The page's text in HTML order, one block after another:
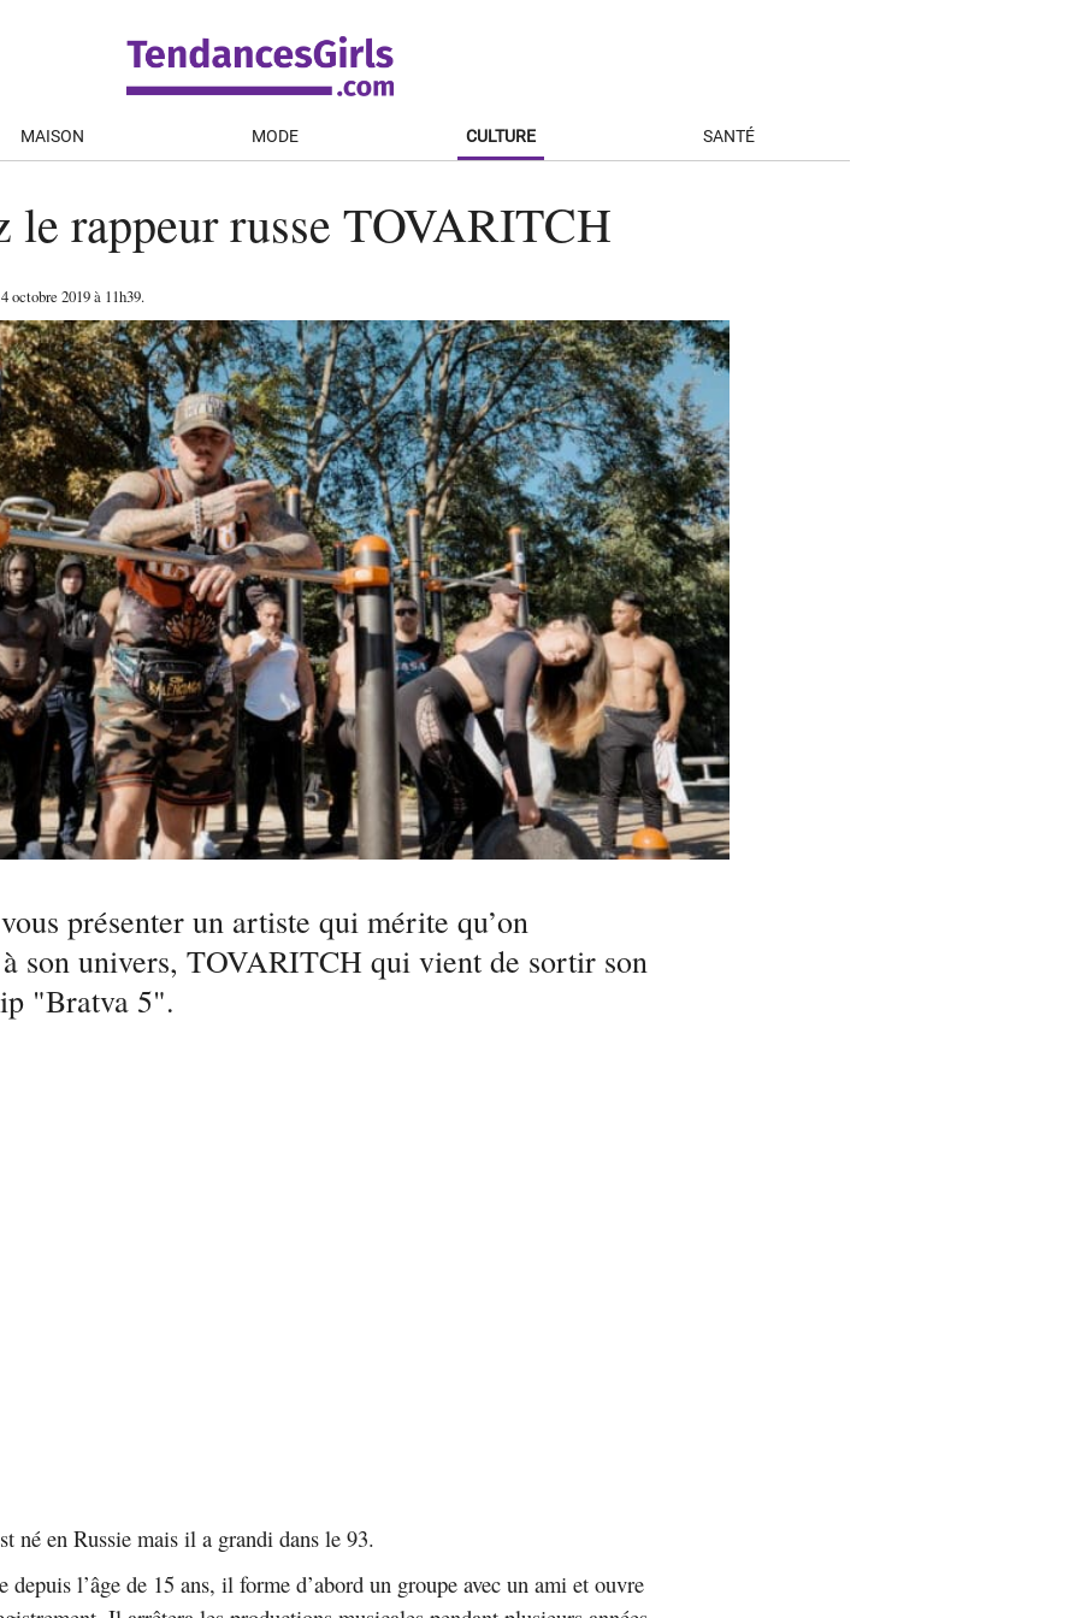
MAISON MODE CULTURE SANTÉ
le rappeur russe TOVARITCH
octobre 2019à 11h39.
présenter un artiste qui mérite qu’on
à son univers, TOVARITCH qui vient de sortir son
"Bratva 5".
né en Russie mais il a grandi dans le 93.
depuis l’âge de 15 ans, il forme d’abord un groupe avec un ami et ouvre